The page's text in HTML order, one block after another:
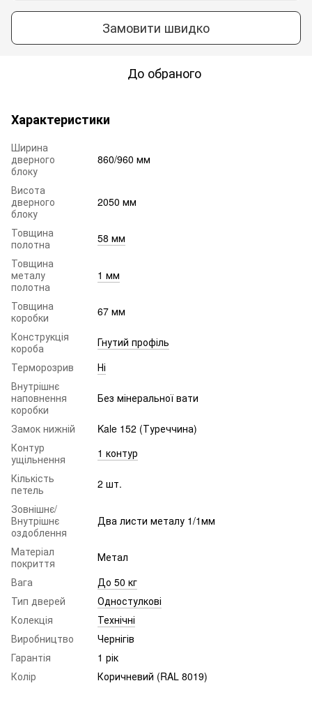
Замовити швидко
До обраного
Характеристики
Ширина
дверного
блоку
860/960 мм
Висота
дверного
блоку
2050 мм
Товщина
полотна
58 мм
Товщина
металу
полотна
1 мм
Товщина
коробки
67 мм
Конструкція
короба
Гнутий профіль
Терморозрив
Ні
Внутрішнє
наповнення
коробки
Без мінеральної вати
Замок нижній
Kale 152 (Туреччина)
Контур
ущільнення
1 контур
Кількість
петель
2 шт.
Зовнішнє/
Внутрішнє
оздоблення
Два листи металу 1/1мм
Матеріал
покриття
Метал
Вага
До 50 кг
Тип дверей
Одностулкові
Колекція
Технічні
Виробництво
Чернігів
Гарантія
1 рік
Колір
Коричневий (RAL 8019)